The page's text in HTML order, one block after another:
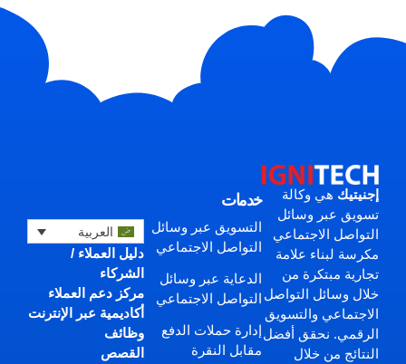
إجنيتيك هي وكالة
تسويق عبر وسائل
التواصل الاجتماعي
مكرسة لبناء علامة
تجارية مبتكرة من
خلال وسائل التواصل
الاجتماعي والتسويق
الرقمي. نحقق أفضل
النتائج من خلال
خدمات
التسويق عبر وسائل
التواصل الاجتماعي
الدعاية عبر وسائل
التواصل الاجتماعي
إدارة حملات الدفع
مقابل النقرة
العربية
دليل العملاء /
الشركاء
مركز دعم العملاء
أكاديمية عبر الإنترنت
وظائف
القصص